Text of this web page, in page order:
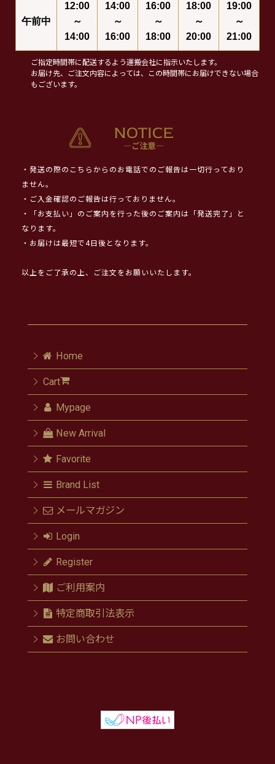
午前中
12:00
～
14:00
14:00
～
16:00
16:00
～
18:00
18:00
～
20:00
19:00
～
21:00
ご指定時間帯に配送するよう運搬会社に指示いたします。
お届け先、ご注文内容によっては、この時間帯にお届けできない場合
もございます。
・発送の際のこちらからのお電話でのご報告は一切行っており
ません。
・ご入金確認のご報告は行っておりません。
・「お支払い」のご案内を行った後のご案内は「発送完了」と
なります。
・お届けは最短で4日後となります。
以上をご了承の上、ご注文をお願いいたします。
Home
Cart
Mypage
New Arrival
Favorite
Brand List
メールマガジン
Login
Register
ご利用案内
特定商取引法表示
お問い合わせ